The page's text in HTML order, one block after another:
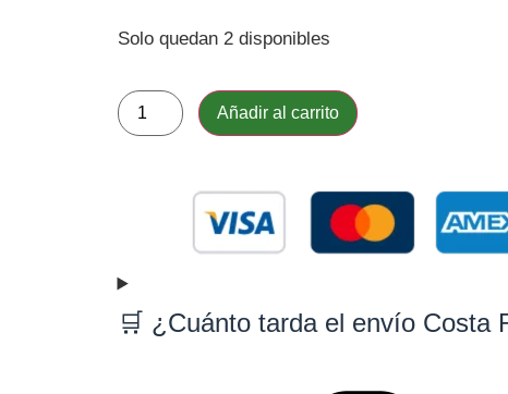
Solo quedan 2 disponibles
Añadir al carrito
🛒 ¿Cuánto tarda el envío Costa